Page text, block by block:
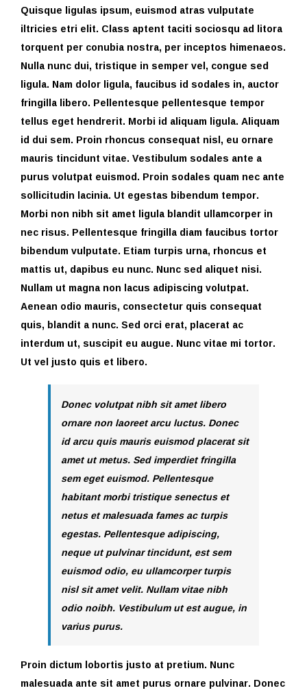
Quisque ligulas ipsum, euismod atras vulputate
iltricies etri elit. Class aptent taciti sociosqu ad litora
torquent per conubia nostra, per inceptos himenaeos.
Nulla nunc dui, tristique in semper vel, congue sed
ligula. Nam dolor ligula, faucibus id sodales in, auctor
fringilla libero. Pellentesque pellentesque tempor
tellus eget hendrerit. Morbi id aliquam ligula. Aliquam
id dui sem. Proin rhoncus consequat nisl, eu ornare
mauris tincidunt vitae. Vestibulum sodales ante a
purus volutpat euismod. Proin sodales quam nec ante
sollicitudin lacinia. Ut egestas bibendum tempor.
Morbi non nibh sit amet ligula blandit ullamcorper in
nec risus. Pellentesque fringilla diam faucibus tortor
bibendum vulputate. Etiam turpis urna, rhoncus et
mattis ut, dapibus eu nunc. Nunc sed aliquet nisi.
Nullam ut magna non lacus adipiscing volutpat.
Aenean odio mauris, consectetur quis consequat
quis, blandit a nunc. Sed orci erat, placerat ac
interdum ut, suscipit eu augue. Nunc vitae mi tortor.
Ut vel justo quis et libero.
Donec volutpat nibh sit amet libero
ornare non laoreet arcu luctus. Donec
id arcu quis mauris euismod placerat sit
amet ut metus. Sed imperdiet fringilla
sem eget euismod. Pellentesque
habitant morbi tristique senectus et
netus et malesuada fames ac turpis
egestas. Pellentesque adipiscing,
neque ut pulvinar tincidunt, est sem
euismod odio, eu ullamcorper turpis
nisl sit amet velit. Nullam vitae nibh
odio noibh. Vestibulum ut est augue, in
varius purus.
Proin dictum lobortis justo at pretium. Nunc
malesuada ante sit amet purus ornare pulvinar. Donec